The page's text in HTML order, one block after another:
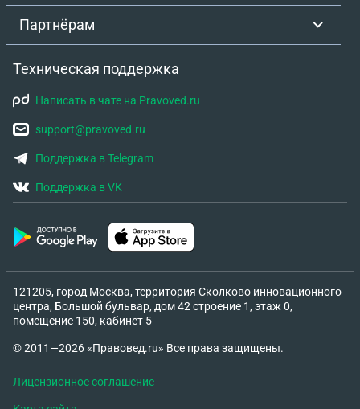
Партнёрам
Техническая поддержка
Написать в чате на Pravoved.ru
support@pravoved.ru
Поддержка в Telegram
Поддержка в VK
121205, город Москва, территория Сколково инновационного
центра, Большой бульвар, дом 42 строение 1, этаж 0,
помещение 150, кабинет 5
© 2011—2026 «Правовед.ru» Все права защищены.
Лицензионное соглашение